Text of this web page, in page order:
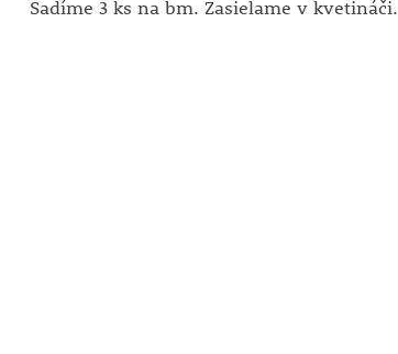
Sadíme 3 ks na bm. Zasielame v kvetináči.